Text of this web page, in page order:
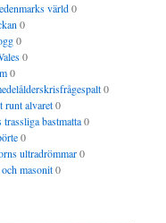
värld0
0
0
0
0
0
runt alvaret0
trassliga bastmatta0
0
ultradrömmar0
masonit0